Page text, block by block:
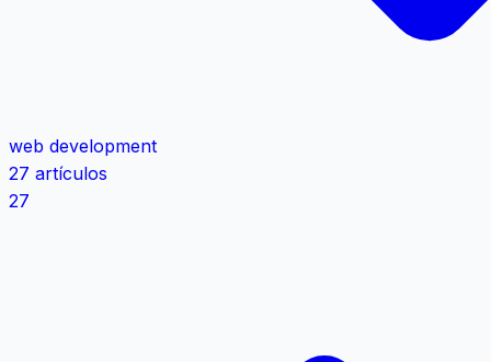
web development
27 artículos
27